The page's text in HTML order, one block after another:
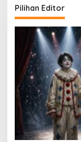
Pilihan Editor